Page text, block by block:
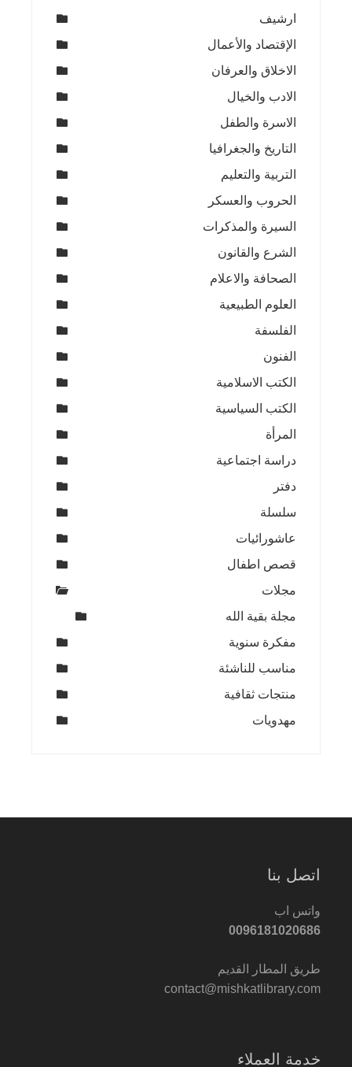
ارشيف
الإقتصاد والأعمال
الاخلاق والعرفان
الادب والخيال
الاسرة والطفل
التاريخ والجغرافيا
التربية والتعليم
الحروب والعسكر
السيرة والمذكرات
الشرع والقانون
الصحافة والاعلام
العلوم الطبيعية
الفلسفة
الفنون
الكتب الاسلامية
الكتب السياسية
المرأة
دراسة اجتماعية
دفتر
سلسلة
عاشورائيات
قصص اطفال
مجلات
مجلة بقية الله
مفكرة سنوية
مناسب للناشئة
منتجات ثقافية
مهدويات
اتصل بنا
واتس اب
0096181020686
طريق المطار القديم
contact@mishkatlibrary.com
خدمة العملاء